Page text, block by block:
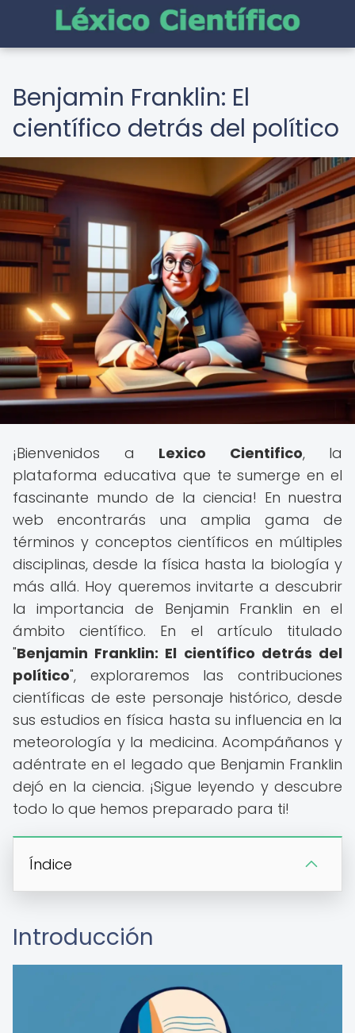
Benjamin Franklin: El
científico detrás del político
¡Bienvenidos a Lexico Cientifico, la
plataforma educativa que te sumerge en el
fascinante mundo de la ciencia! En nuestra
web encontrarás una amplia gama de
términos y conceptos científicos en múltiples
disciplinas, desde la física hasta la biología y
más allá. Hoy queremos invitarte a descubrir
la importancia de Benjamin Franklin en el
ámbito científico. En el artículo titulado
"Benjamin Franklin: El científico detrás del
político", exploraremos las contribuciones
científicas de este personaje histórico, desde
sus estudios en física hasta su influencia en la
meteorología y la medicina. Acompáñanos y
adéntrate en el legado que Benjamin Franklin
dejó en la ciencia. ¡Sigue leyendo y descubre
todo lo que hemos preparado para ti!
Índice
Introducción